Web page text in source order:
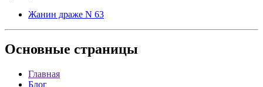
Жанин драже N 63
Основные страницы
Главная
Блог